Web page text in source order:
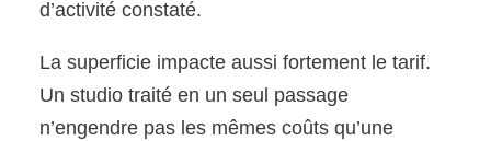
d’activité constaté.
La superficie impacte aussi fortement le tarif.
Un studio traité en un seul passage
n’engendre pas les mêmes coûts qu’une